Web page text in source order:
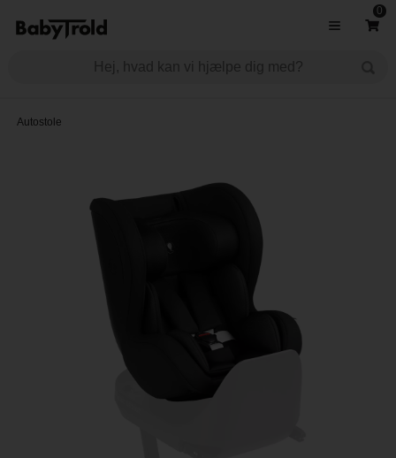
0
Autostole